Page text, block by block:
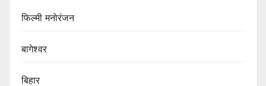
फिल्मी मनोरंजन
बागेश्वर
बिहार